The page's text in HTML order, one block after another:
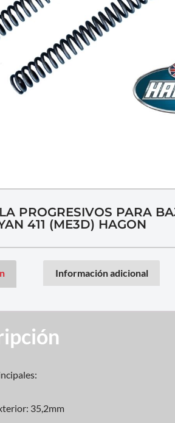
PROGRESIVOS PARA
411 (ME3D) HAGON
Información adicional
35,2mm